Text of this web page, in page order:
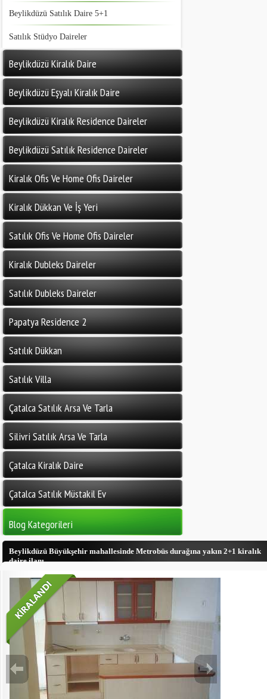
Beylikdüzü Satılık Daire 5+1
Satılık Stüdyo Daireler
Beylikdüzü Kiralık Daire
Beylikdüzü Eşyalı Kiralık Daire
Beylikdüzü Kiralık Residence Daireler
Beylikdüzü Satılık Residence Daireler
Kiralık Ofis Ve Home Ofis Daireler
Kiralık Dükkan Ve İş Yeri
Satılık Ofis Ve Home Ofis Daireler
Kiralık Dubleks Daireler
Satılık Dubleks Daireler
Papatya Residence 2
Satılık Dükkan
Satılık Villa
Çatalca Satılık Arsa Ve Tarla
Silivri Satılık Arsa Ve Tarla
Çatalca Kiralık Daire
Çatalca Satılık Müstakil Ev
Blog Kategorileri
Beylikdüzü Büyükşehir mahallesinde Metrobüs durağına yakın 2+1 kiralık
daire ilanı